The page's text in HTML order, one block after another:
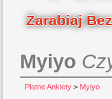
Zarabiaj
Myiyo
Płatne Ankiety > Myiyo